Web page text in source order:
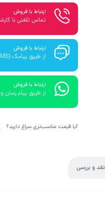
ارتباط با فروش
تماس تلفنی با
ارتباط با فروش
از طریق پیامک (SMS)
ارتباط با فروش
از طریق پیام
آیا قیمت مناسب‌تری سراغ دارید؟
نقد و بررسی